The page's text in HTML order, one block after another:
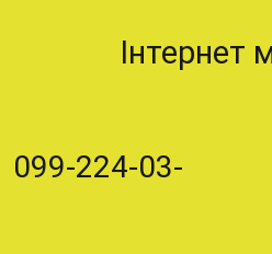
Інтернет
224-03-